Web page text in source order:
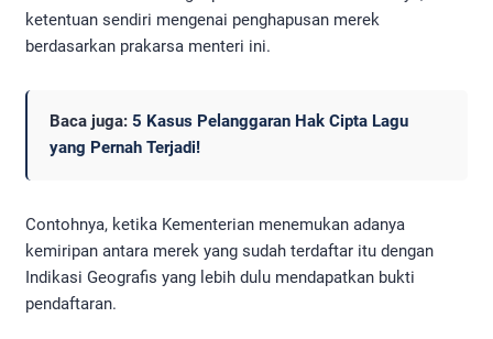
ketentuan sendiri mengenai penghapusan merek
berdasarkan prakarsa menteri ini.
Baca juga: 5 Kasus Pelanggaran Hak Cipta Lagu
yang Pernah Terjadi!
Contohnya, ketika Kementerian menemukan adanya
kemiripan antara merek yang sudah terdaftar itu dengan
Indikasi Geografis yang lebih dulu mendapatkan bukti
pendaftaran.